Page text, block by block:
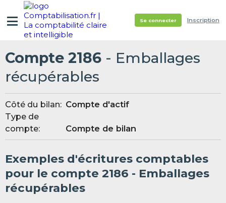
Se connecter Inscription
Compte 2186 - Emballages
récupérables
Côté du bilan: Compte d'actif
Type de
compte:
Compte de bilan
Exemples d'écritures comptables
pour le compte 2186 - Emballages
récupérables